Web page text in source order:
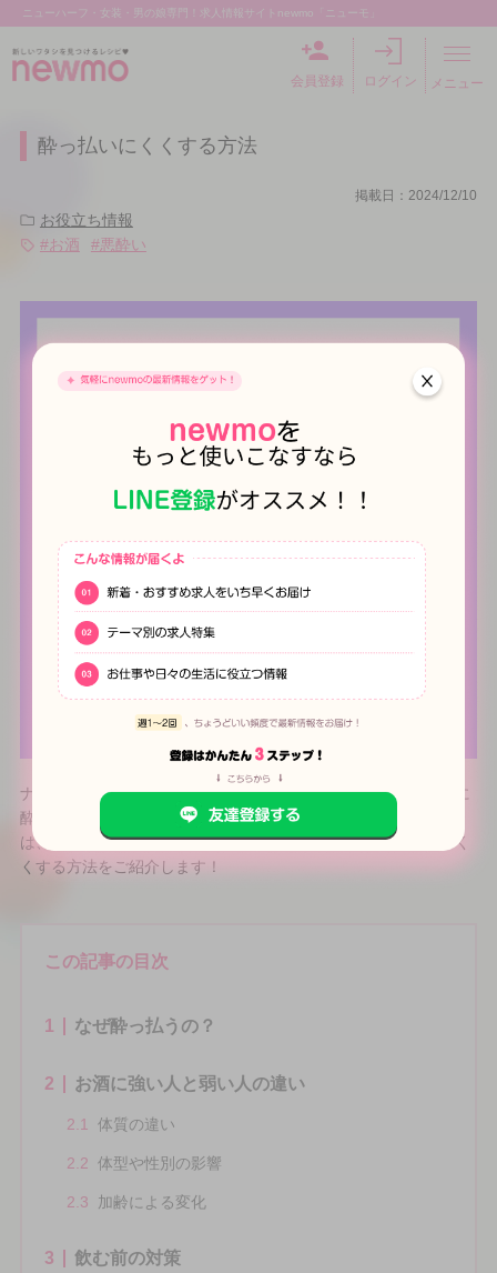
ニューハーフ・女装・男の娘専門！求人情報サイトnewmo「ニューモ」
会員登録 ログイン メニュー
酔っ払いにくくする方法
お役立ち情報
#お酒
#悪酔い
掲載日：2024/12/10
ナイトワークをされている方の中には、「お酒が苦手」「すぐに
酔ってしまう…」という方も多いのではないでしょうか？今回
は、ナイトワークで避けて通れない「お酒」について、酔いにく
くする方法をご紹介します！
この記事の目次
1 なぜ酔っ払うの？
2 お酒に強い人と弱い人の違い
2.1 体質の違い
2.2 体型や性別の影響
2.3 加齢による変化
3 飲む前の対策